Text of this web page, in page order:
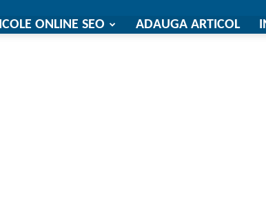
Firme
ONLINE SEO ADAUGA ARTICOL